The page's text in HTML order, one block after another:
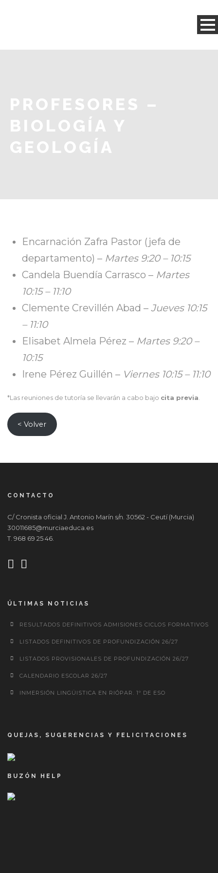
PROFESORES –
BIOLOGÍA Y
GEOLOGÍA
Encarnación Zafra Pastor (jefa de
departamento) – Martes 9:20 – 10:15
Candela Buendía Carrasco – Martes
10:15 – 11:10
​Clemente Crevillén Abad – Jueves 10:15
– 11:10
Elisabet Almela Pérez – Martes 9:20 –
10:15
Irene Pérez Guillén – Viernes 10:15 – 11:10
*Las reuniones de tutoría se llevarán a cabo bajo cita previa
< Volver
CONTACTO
C/ Cronista oficial J. Antonio Marín s/n. 30562 - Ceutí (Murcia)
30011685@murciaeduca.es
T. 968 69 25 46.
ÚLTIMAS NOTICIAS
RESULTADOS DEFINITIVOS ADMISIONES CICLOS FORMATIVOS
LISTADOS DEFINITIVOS DE PROFUNDIZACIÓN 26/27
LISTADOS PROVISIONALES DE PROFUNDIZACIÓN 26/27
CALENDARIO ESCOLAR 26/27
INMERSIÓN LINGÜISTICA EN RIÓPAR. 1º DE ESO
QUEJAS, SUGERENCIAS Y FELICITACIONES
BUZÓN HELP